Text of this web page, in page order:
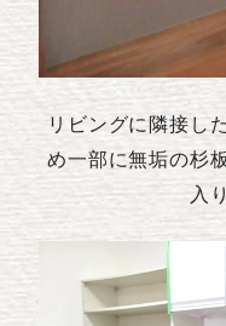
リビングに隣接し
め一部に無垢の杉
入